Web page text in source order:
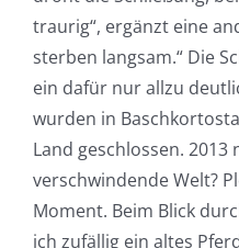
traurig“, ergänzt eine
sterben langsam.“ Die
ein dafür nur allzu
wurden in
Land geschlossen. 2013
verschwindende Welt?
Moment. Beim Blick
ich zufällig ein altes